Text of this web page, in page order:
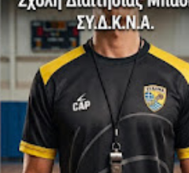
-ΕΘΝΙΚΟΣ ΛΑΓΥΝΩΝ
- Στον τελικό με Ερμή Αργ.
-ΠΕΡΑ (21.30)